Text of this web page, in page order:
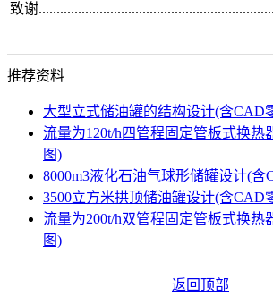
致谢
推荐资料
大型立式储油罐的结构设计(含CAD
流量为120t/h四管程固定管板式换热
图)
8000m3液化石油气球形储罐设计(含
3500立方米拱顶储油罐设计(含CAD
流量为200t/h双管程固定管板式换热
图)
返回顶部